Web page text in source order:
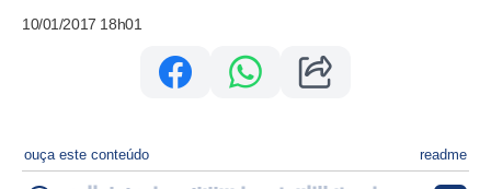
10/01/2017 18h01
ouça este conteúdo readme